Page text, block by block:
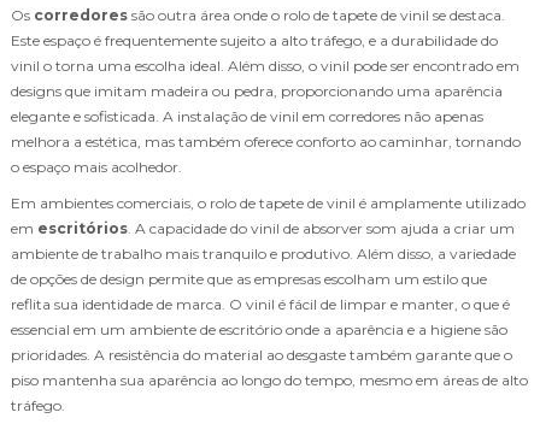
Os corredores são outra área onde o rolo de tapete de vinil se destaca.
Este espaço é frequentemente sujeito a alto tráfego, e a durabilidade do
vinil o torna uma escolha ideal. Além disso, o vinil pode ser encontrado em
designs que imitam madeira ou pedra, proporcionando uma aparência
elegante e sofisticada. A instalação de vinil em corredores não apenas
melhora a estética, mas também oferece conforto ao caminhar, tornando
o espaço mais acolhedor.
Em ambientes comerciais, o rolo de tapete de vinil é amplamente utilizado
em escritórios . A capacidade do vinil de absorver som ajuda a criar um
ambiente de trabalho mais tranquilo e produtivo. Além disso, a variedade
de opções de design permite que as empresas escolham um estilo que
reflita sua identidade de marca. O vinil é fácil de limpar e manter, o que é
essencial em um ambiente de escritório onde a aparência e a higiene são
prioridades. A resistência do material ao desgaste também garante que o
piso mantenha sua aparência ao longo do tempo, mesmo em áreas de alto
tráfego.